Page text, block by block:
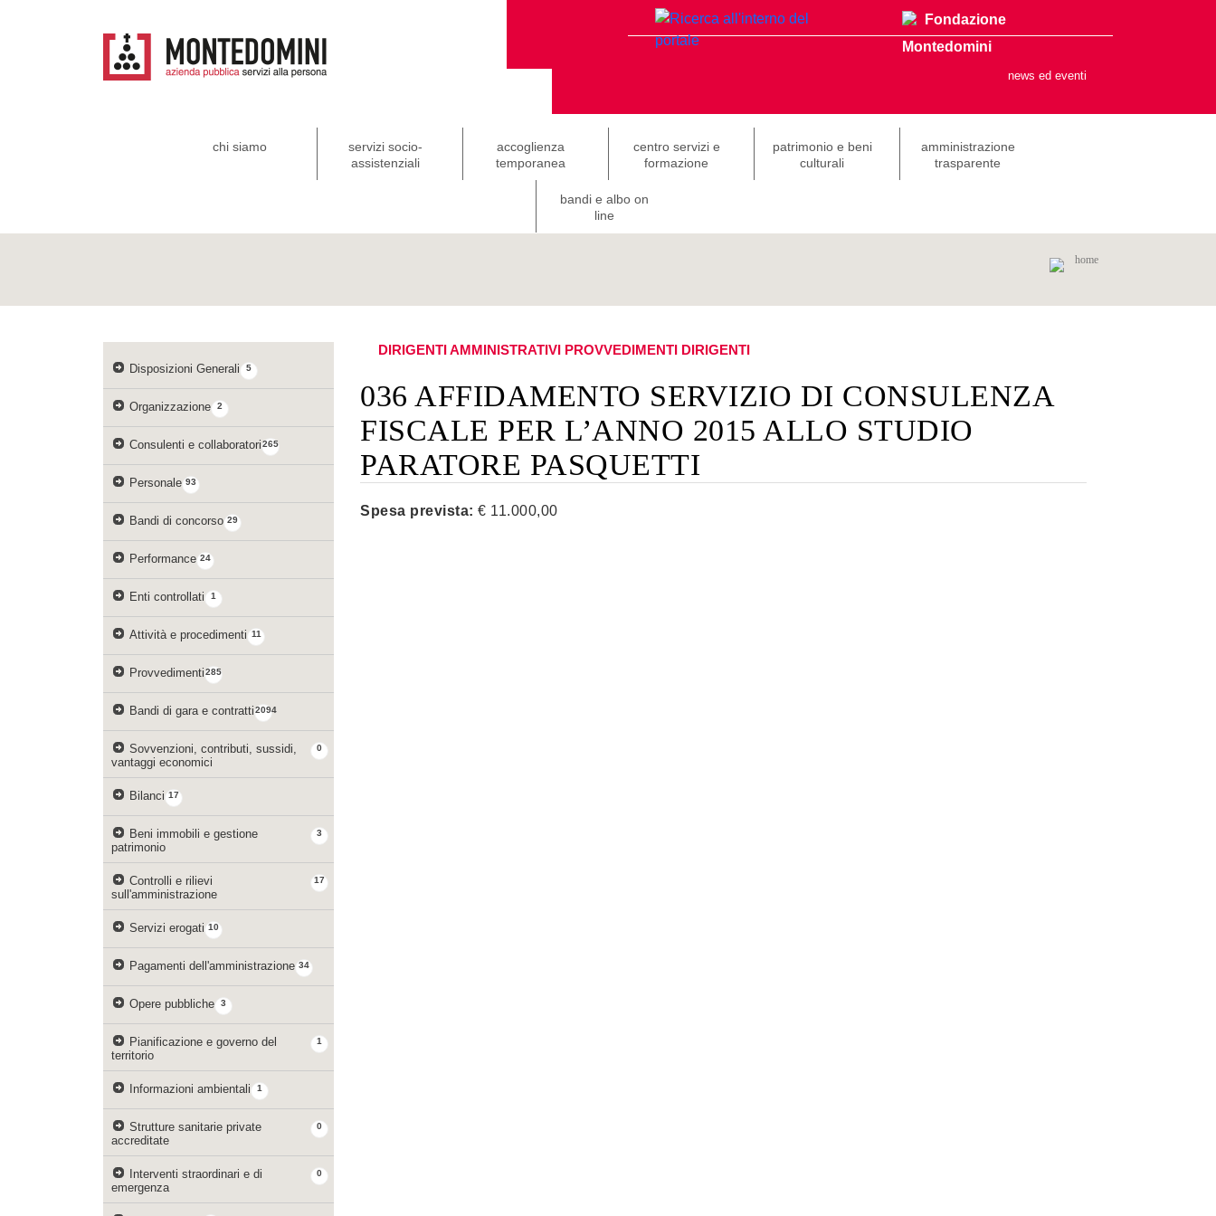
Fondazione
Montedomini
news ed eventi
chi siamo
servizi socio-
assistenziali
accoglienza
temporanea
centro servizi e
formazione
patrimonio e beni
culturali
amministrazione
trasparente
bandi e albo on
line
home
5
Disposizioni Generali
2
Organizzazione
265
Consulenti e collaboratori
93
Personale
29
Bandi di concorso
24
Performance
1
Enti controllati
11
Attività e procedimenti
285
Provvedimenti
2094
Bandi di gara e contratti
0
Sovvenzioni, contributi, sussidi,
vantaggi economici
17
Bilanci
3
Beni immobili e gestione
patrimonio
17
Controlli e rilievi
sull'amministrazione
10
Servizi erogati
34
Pagamenti dell'amministrazione
3
Opere pubbliche
1
Pianificazione e governo del
territorio
1
Informazioni ambientali
0
Strutture sanitarie private
accreditate
0
Interventi straordinari e di
emergenza
DIRIGENTI AMMINISTRATIVI PROVVEDIMENTI DIRIGENTI
036 AFFIDAMENTO SERVIZIO DI CONSULENZA
FISCALE PER L’ANNO 2015 ALLO STUDIO
PARATORE PASQUETTI
Spesa prevista: € 11.000,00